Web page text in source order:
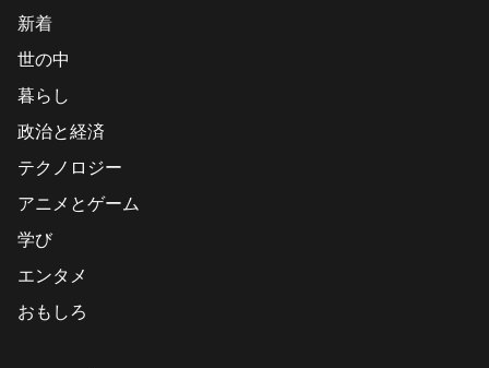
新着
世の中
暮らし
政治と経済
テクノロジー
アニメとゲーム
学び
エンタメ
おもしろ